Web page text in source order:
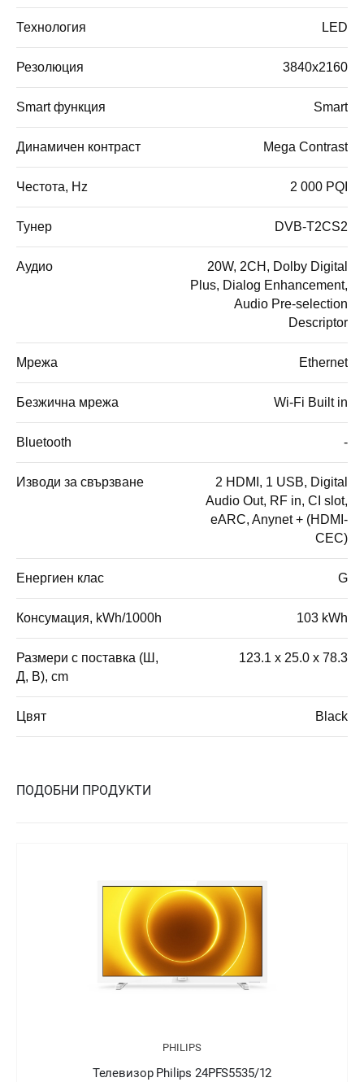
Технология LED
Резолюция 3840x2160
Smart функция Smart
Динамичен контраст Mega Contrast
Честота, Hz 2 000 PQI
Тунер DVB-T2CS2
Аудио
20W, 2CH, Dolby Digital
Plus, Dialog Enhancement,
Audio Pre-selection
Descriptor
Мрежа Ethernet
Безжична мрежа Wi-Fi Built in
Bluetooth -
Изводи за свързване
2 HDMI, 1 USB, Digital
Audio Out, RF in, CI slot,
eARC, Anynet + (HDMI-
CEC)
Енергиен клас G
Консумация, kWh/1000h 103 kWh
Размери с поставка (Ш,
Д, В), cm
123.1 x 25.0 x 78.3
Цвят Black
ПОДОБНИ ПРОДУКТИ
Телевизор Philips